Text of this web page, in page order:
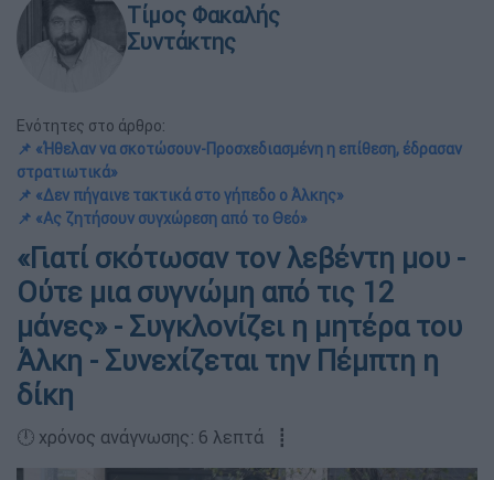
Τίμος Φακαλής
Συντάκτης
Ενότητες στο άρθρο:
📌 «Ήθελαν να σκοτώσουν-Προσχεδιασμένη η επίθεση, έδρασαν
στρατιωτικά»
📌 «Δεν πήγαινε τακτικά στο γήπεδο ο Άλκης»
📌 «Ας ζητήσουν συγχώρεση από το Θεό»
«Γιατί σκότωσαν τον λεβέντη μου -
Ούτε μια συγνώμη από τις 12
μάνες» - Συγκλονίζει η μητέρα του
Άλκη - Συνεχίζεται την Πέμπτη η
δίκη
🕛 χρόνος ανάγνωσης: 6 λεπτά ┋